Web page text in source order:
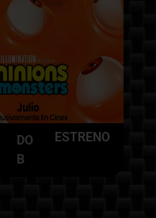
DO
B
ESTRENO